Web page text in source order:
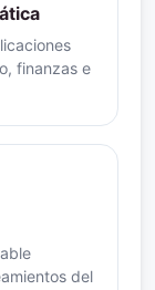
finanzas e
del